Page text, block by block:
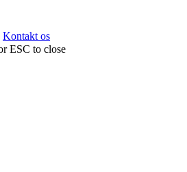
Kontakt os
ESC to close